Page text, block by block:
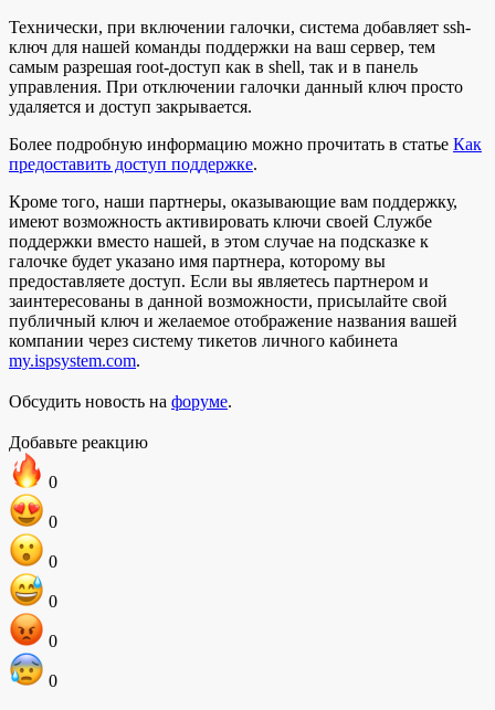
Технически, при включении галочки, система добавляет ssh-
ключ для нашей команды поддержки на ваш сервер, тем
самым разрешая root-доступ как в shell, так и в панель
управления. При отключении галочки данный ключ просто
удаляется и доступ закрывается.
Более подробную информацию можно прочитать в статье Как
предоставить доступ поддержке.
Кроме того, наши партнеры, оказывающие вам поддержку,
имеют возможность активировать ключи своей Службе
поддержки вместо нашей, в этом случае на подсказке к
галочке будет указано имя партнера, которому вы
предоставляете доступ. Если вы являетесь партнером и
заинтересованы в данной возможности, присылайте свой
публичный ключ и желаемое отображение названия вашей
компании через систему тикетов личного кабинета
my.ispsystem.com.
Обсудить новость на форуме.
Добавьте реакцию
0
0
0
0
0
0